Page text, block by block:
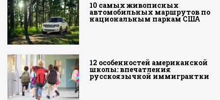
10 самых живописных
автомобильных маршрутов по
национальным паркам США
12 особенностей американской
школы: впечатления
русскоязычной иммигрантки